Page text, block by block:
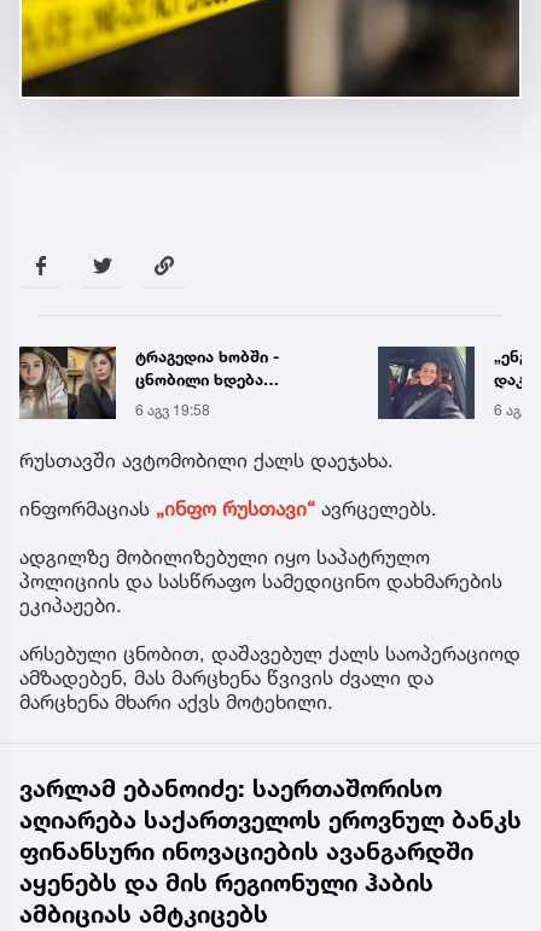
ტრაგედია ხობში -
ცნობილი ხდება
დაღუპული დედა-შვილის
ვინაობა
6 აგვ 19:58 6 აგვ
რუსთავში ავტომობილი ქალს დაეჯახა.
ინფორმაციას „ინფო რუსთავი“ ავრცელებს.
ადგილზე მობილიზებული იყო საპატრულო
პოლიციის და სასწრაფო სამედიცინო დახმარების
ეკიპაჟები.
არსებული ცნობით, დაშავებულ ქალს საოპერაციოდ
ამზადებენ, მას მარცხენა წვივის ძვალი და
მარცხენა მხარი აქვს მოტეხილი.
ვარლამ ებანოიძე: საერთაშორისო
აღიარება საქართველოს ეროვნულ ბანკს
ფინანსური ინოვაციების ავანგარდში
აყენებს და მის რეგიონული ჰაბის
ამბიციას ამტკიცებს